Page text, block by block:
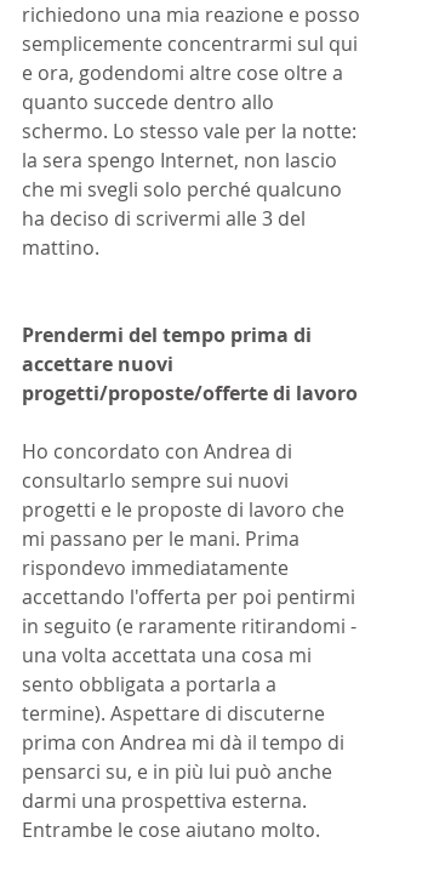
richiedono una mia reazione e posso
semplicemente concentrarmi sul qui
e ora, godendomi altre cose oltre a
quanto succede dentro allo
schermo. Lo stesso vale per la notte:
la sera spengo Internet, non lascio
che mi svegli solo perché qualcuno
ha deciso di scrivermi alle 3 del
mattino.
Prendermi del tempo prima di
accettare nuovi
progetti/proposte/offerte di lavoro
Ho concordato con Andrea di
consultarlo sempre sui nuovi
progetti e le proposte di lavoro che
mi passano per le mani. Prima
rispondevo immediatamente
accettando l'offerta per poi pentirmi
in seguito (e raramente ritirandomi -
una volta accettata una cosa mi
sento obbligata a portarla a
termine). Aspettare di discuterne
prima con Andrea mi dà il tempo di
pensarci su, e in più lui può anche
darmi una prospettiva esterna.
Entrambe le cose aiutano molto.